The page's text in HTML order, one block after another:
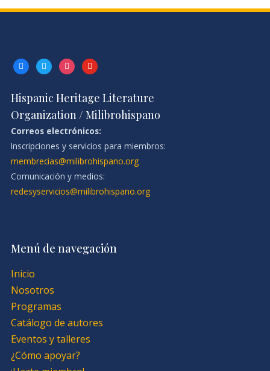
facebooktwitterinstagramyoutube
Hispanic Heritage Literature
Organization / Milibrohispano
Correos electrónicos:
Inscripciones y servicios para miembros:
membrecias@milibrohispano.org
Comunicación y medios:
redesyservicios@milibrohispano.org
Menú de navegación
Inicio
Nosotros
Programas
Catálogo de autores
Eventos y talleres
¿Cómo apoyar?